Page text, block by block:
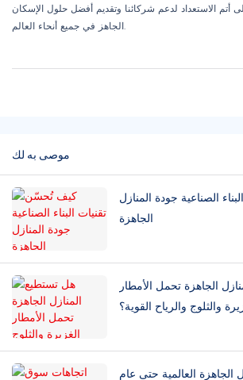
أتم الاستعداد لدعم شركائنا وتقديم أفضل حلول الإسكان
الجاهز في جميع أنحاء العالم.
موصى به لك
الصناعية جودة المنازل
الجاهزة
الجاهزة تحمل الأمطار
والثلوج والرياح القوية؟
الجاهزة العالمية حتى عام